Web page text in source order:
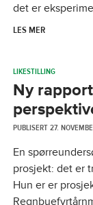
det er
LES MER
LIKESTILLING
Ny
PUBLISERT27.
En
prosjekt: det er
Hun er er